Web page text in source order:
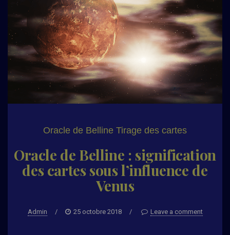
Oracle de Belline Tirage des cartes
Oracle de Belline : signification
des cartes sous l’influence de
Venus
Admin / 25 octobre 2018 / Leave a comment